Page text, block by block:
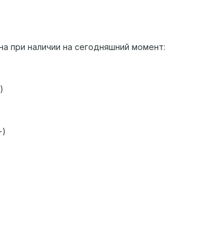
при наличии на сегодняшний момент: